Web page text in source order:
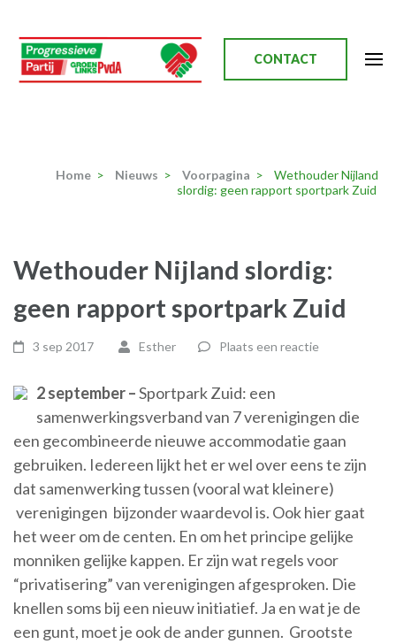
naar
inhoud
(Druk
CONTACT
Home > Nieuws > Voorpagina >
Wethouder Nijland
slordig: geen rapport sportpark Zuid
Wethouder Nijland slordig:
geen rapport sportpark Zuid
3 sep 2017 Esther Plaats een reactie
2 september –Sportpark Zuid: een
samenwerkingsverband van 7 verenigingen die
een gecombineerde nieuwe accommodatie gaan
gebruiken. Iedereen lijkt het er wel over eens te zijn
dat samenwerking tussen (vooral wat kleinere)
verenigingen bijzonder waardevol is. Ook hier gaat
het weer om de centen. En om het principe gelijke
monniken gelijke kappen. Er zijn wat regels voor
“privatisering” van verenigingen afgesproken. Die
knellen soms bij een nieuw initiatief. Ja en wat je de
een gunt, moet je ook de ander gunnen. Grootste